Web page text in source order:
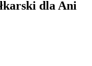
dla Ani